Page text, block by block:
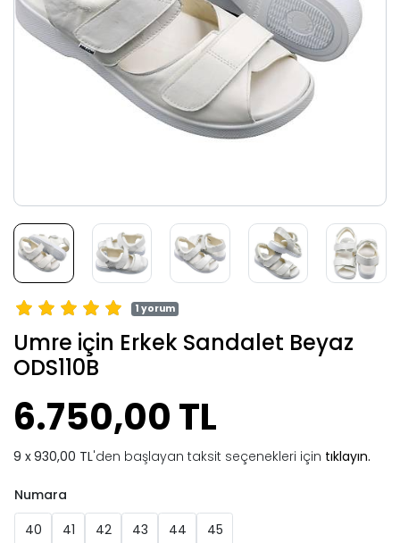
1 yorum
Umre için Erkek Sandalet Beyaz
ODS110B
6.750,00 TL
930,00 TL'den başlayan taksit seçenekleri için tıklayın.
Numara
40
41 42 43 44 45